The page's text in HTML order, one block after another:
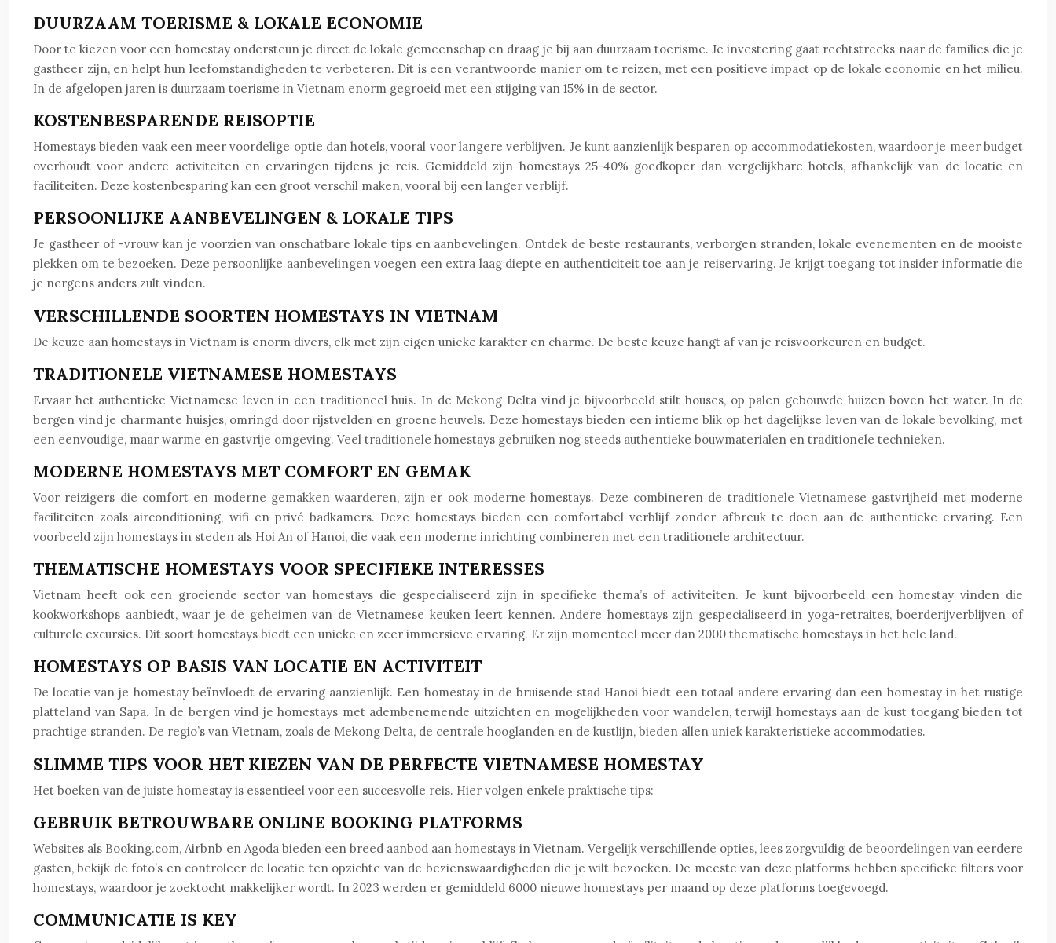
DUURZAAM TOERISME & LOKALE ECONOMIE
Door te kiezen voor een homestay ondersteun je direct de lokale gemeenschap en draag je bij aan duurzaam toerisme. Je investering gaat rechtstreeks naar de families die je
gastheer zijn, en helpt hun leefomstandigheden te verbeteren. Dit is een verantwoorde manier om te reizen, met een positieve impact op de lokale economie en het milieu.
In de afgelopen jaren is duurzaam toerisme in Vietnam enorm gegroeid met een stijging van 15% in de sector.
KOSTENBESPARENDE REISOPTIE
Homestays bieden vaak een meer voordelige optie dan hotels, vooral voor langere verblijven. Je kunt aanzienlijk besparen op accommodatiekosten, waardoor je meer budget
overhoudt voor andere activiteiten en ervaringen tijdens je reis. Gemiddeld zijn homestays 25-40% goedkoper dan vergelijkbare hotels, afhankelijk van de locatie en
faciliteiten. Deze kostenbesparing kan een groot verschil maken, vooral bij een langer verblijf.
PERSOONLIJKE AANBEVELINGEN & LOKALE TIPS
Je gastheer of -vrouw kan je voorzien van onschatbare lokale tips en aanbevelingen. Ontdek de beste restaurants, verborgen stranden, lokale evenementen en de mooiste
plekken om te bezoeken. Deze persoonlijke aanbevelingen voegen een extra laag diepte en authenticiteit toe aan je reiservaring. Je krijgt toegang tot insider informatie die
je nergens anders zult vinden.
VERSCHILLENDE SOORTEN HOMESTAYS IN VIETNAM
De keuze aan homestays in Vietnam is enorm divers, elk met zijn eigen unieke karakter en charme. De beste keuze hangt af van je reisvoorkeuren en budget.
TRADITIONELE VIETNAMESE HOMESTAYS
Ervaar het authentieke Vietnamese leven in een traditioneel huis. In de Mekong Delta vind je bijvoorbeeld stilt houses, op palen gebouwde huizen boven het water. In de
bergen vind je charmante huisjes, omringd door rijstvelden en groene heuvels. Deze homestays bieden een intieme blik op het dagelijkse leven van de lokale bevolking, met
een eenvoudige, maar warme en gastvrije omgeving. Veel traditionele homestays gebruiken nog steeds authentieke bouwmaterialen en traditionele technieken.
MODERNE HOMESTAYS MET COMFORT EN GEMAK
Voor reizigers die comfort en moderne gemakken waarderen, zijn er ook moderne homestays. Deze combineren de traditionele Vietnamese gastvrijheid met moderne
faciliteiten zoals airconditioning, wifi en privé badkamers. Deze homestays bieden een comfortabel verblijf zonder afbreuk te doen aan de authentieke ervaring. Een
voorbeeld zijn homestays in steden als Hoi An of Hanoi, die vaak een moderne inrichting combineren met een traditionele architectuur.
THEMATISCHE HOMESTAYS VOOR SPECIFIEKE INTERESSES
Vietnam heeft ook een groeiende sector van homestays die gespecialiseerd zijn in specifieke thema’s of activiteiten. Je kunt bijvoorbeeld een homestay vinden die
kookworkshops aanbiedt, waar je de geheimen van de Vietnamese keuken leert kennen. Andere homestays zijn gespecialiseerd in yoga-retraites, boerderijverblijven of
culturele excursies. Dit soort homestays biedt een unieke en zeer immersieve ervaring. Er zijn momenteel meer dan 2000 thematische homestays in het hele land.
HOMESTAYS OP BASIS VAN LOCATIE EN ACTIVITEIT
De locatie van je homestay beïnvloedt de ervaring aanzienlijk. Een homestay in de bruisende stad Hanoi biedt een totaal andere ervaring dan een homestay in het rustige
platteland van Sapa. In de bergen vind je homestays met adembenemende uitzichten en mogelijkheden voor wandelen, terwijl homestays aan de kust toegang bieden tot
prachtige stranden. De regio’s van Vietnam, zoals de Mekong Delta, de centrale hooglanden en de kustlijn, bieden allen uniek karakteristieke accommodaties.
SLIMME TIPS VOOR HET KIEZEN VAN DE PERFECTE VIETNAMESE HOMESTAY
Het boeken van de juiste homestay is essentieel voor een succesvolle reis. Hier volgen enkele praktische tips:
GEBRUIK BETROUWBARE ONLINE BOOKING PLATFORMS
Websites als Booking.com, Airbnb en Agoda bieden een breed aanbod aan homestays in Vietnam. Vergelijk verschillende opties, lees zorgvuldig de beoordelingen van eerdere
gasten, bekijk de foto’s en controleer de locatie ten opzichte van de bezienswaardigheden die je wilt bezoeken. De meeste van deze platforms hebben specifieke filters voor
homestays, waardoor je zoektocht makkelijker wordt. In 2023 werden er gemiddeld 6000 nieuwe homestays per maand op deze platforms toegevoegd.
COMMUNICATIE IS KEY